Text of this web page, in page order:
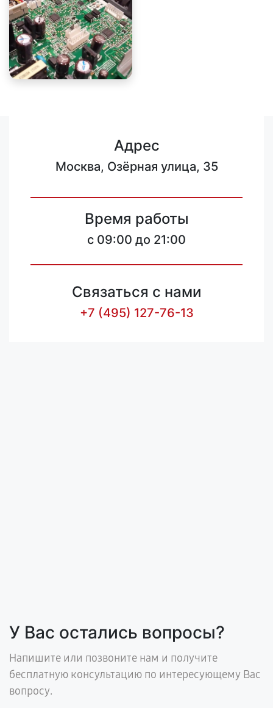
Адрес
Москва, Озёрная улица, 35
Время работы
c 09:00 до 21:00
Связаться с нами
+7 (495) 127-76-13
У Вас остались вопросы?
Напишите или позвоните нам и получите
бесплатную консультацию по интересующему Вас
вопросу.